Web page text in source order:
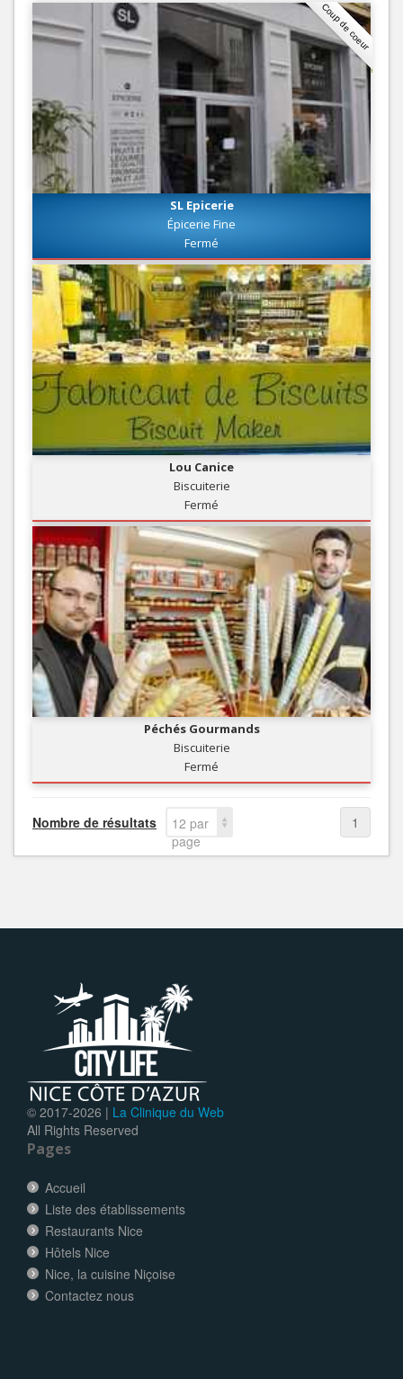
Coup de coeur
SL Epicerie
Épicerie Fine
Fermé
Lou Canice
Biscuiterie
Fermé
Péchés Gourmands
Biscuiterie
Fermé
Nombre de résultats
12 par
page
1
© 2017-2026 | La Clinique du Web
All Rights Reserved
Pages
Accueil
Liste des établissements
Restaurants Nice
Hôtels Nice
Nice, la cuisine Niçoise
Contactez nous